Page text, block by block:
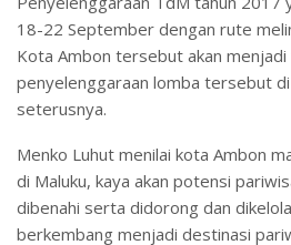
18-22 September dengan rute
Kota Ambon tersebut akan
penyelenggaraan lomba tersebut
seterusnya.
Menko Luhut menilai kota Ambon
di Maluku, kaya akan potensi
dibenahi serta didorong dan
berkembang menjadi destinasi